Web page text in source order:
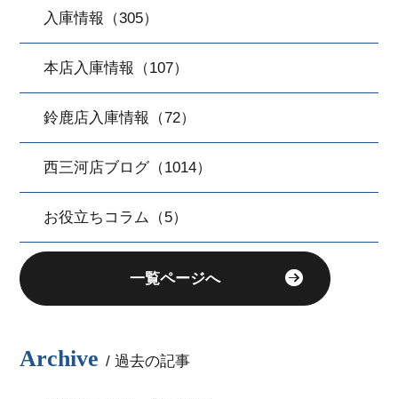
入庫情報（305）
本店入庫情報（107）
鈴鹿店入庫情報（72）
西三河店ブログ（1014）
お役立ちコラム（5）
一覧ページへ
Archive / 過去の記事